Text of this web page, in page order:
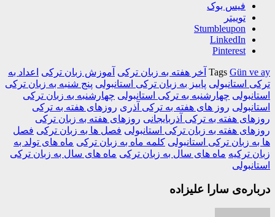
فیس بوک
توییتر
Stumbleupon
LinkedIn
Pinterest
Tags Gün آخر هفته به زبان ترکی آموزش زبان ترکی اعداد به
استانبولی پاییز به زبان ترکی استانبولی پنج شنبه به زبان ترکی
چهارشنبه به ترکی استانبولی چهارشنبه به زبان ترکی
روز های هفته به ترکی آذری روزهای هفته به ترکی
هفته به ترکی آذربایجانی روزهای هفته به زبان ترکی
هفته به زبان ترکی استانبولی فصل ها به زبان ترکی فصل
زبان ترکی استانبولی کلمه ماه به زبان ترکی ماه های تولد به
ترکیه ماه های سال به زبان ترکی ماه های سال به زبان ترکی
سارا علیزاده